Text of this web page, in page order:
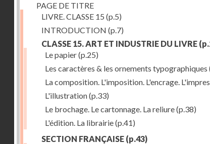
PAGE DE TITRE
LIVRE. CLASSE 15 (p.5)
INTRODUCTION (p.7)
CLASSE 15. ART ET INDUSTRIE DU LIVRE
Le papier(p.25)
Les caractères & les ornements typographiques
La composition. L'imposition. L'encrage.
L'illustration(p.33)
Le brochage. Le cartonnage. La reliure(p.38)
L'édition. La librairie(p.41)
SECTION FRANÇAISE (p.43)